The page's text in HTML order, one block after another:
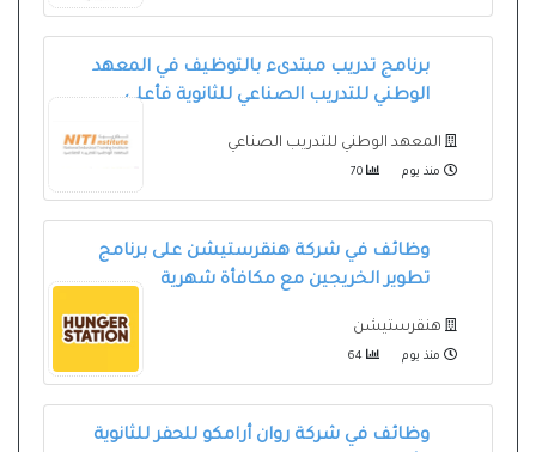
برنامج تدريب مبتدىء بالتوظيف في المعهد
الوطني للتدريب الصناعي للثانوية فأعلى
المعهد الوطني للتدريب الصناعي
منذ يوم
وظائف في شركة هنقرستيشن على برنامج
تطوير الخريجين مع مكافأة شهرية
هنقرستيشن
منذ يوم
وظائف في شركة روان أرامكو للحفر للثانوية